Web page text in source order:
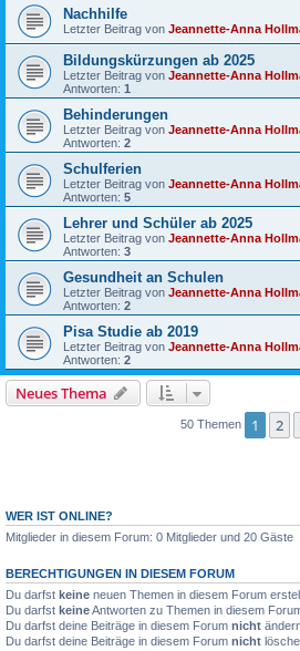
Nachhilfe
Letzter Beitrag von Jeannette-Anna
Bildungskürzungen ab 2025
Letzter Beitrag von Jeannette-Anna
Antworten: 1
Behinderungen
Letzter Beitrag von Jeannette-Anna
Antworten: 2
Schulferien
Letzter Beitrag von Jeannette-Anna
Antworten: 5
Lehrer und Schüler ab 2025
Letzter Beitrag von Jeannette-Anna
Antworten: 3
Gesundheit an Schulen
Letzter Beitrag von Jeannette-Anna
Antworten: 2
Pisa Studie ab 2019
Letzter Beitrag von Jeannette-Anna
Antworten: 2
Neues Thema
50 Themen 1 2
WER IST ONLINE?
Mitglieder in diesem Forum: 0 Mitglieder und 20 Gäste
BERECHTIGUNGEN IN DIESEM FORUM
Du darfst keine neuen Themen in diesem Forum
Du darfst keineAntworten zu Themen in diesem
Du darfst deine Beiträge in diesem Forum nicht
Du darfst deine Beiträge in diesem Forum nicht